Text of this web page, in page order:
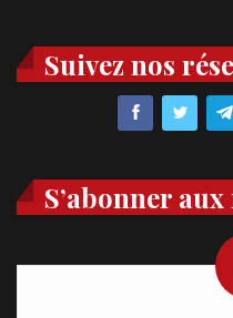
Suivez nos
S’abonner